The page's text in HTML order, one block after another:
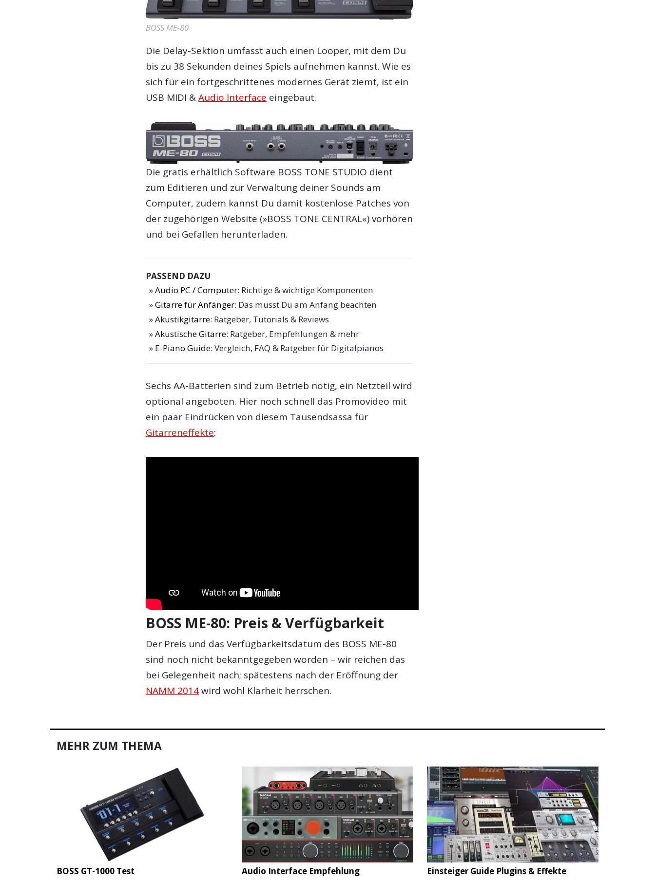
BOSS ME-80
Die Delay-Sektion umfasst auch einen Looper, mit dem Du
bis zu 38 Sekunden deines Spiels aufnehmen kannst. Wie es
sich für ein fortgeschrittenes modernes Gerät ziemt, ist ein
USB MIDI &Audio Interface eingebaut.
Die gratis erhältlich Software BOSS TONE STUDIO dient
zum Editieren und zur Verwaltung deiner Sounds am
Computer, zudem kannst Du damit kostenlose Patches von
der zugehörigen Website (»BOSS TONE CENTRAL«) vorhören
und bei Gefallen herunterladen.
PASSEND DAZU
Audio PC / Computer: Richtige & wichtige Komponenten
Gitarre für Anfänger: Das musst Du am Anfang beachten
Akustikgitarre: Ratgeber, Tutorials & Reviews
Akustische Gitarre: Ratgeber, Empfehlungen & mehr
E-Piano Guide: Vergleich, FAQ & Ratgeber für Digitalpianos
Sechs AA-Batterien sind zum Betrieb nötig, ein Netzteil wird
optional angeboten. Hier noch schnell das Promovideo mit
ein paar Eindrücken von diesem Tausendsassa für
Gitarreneffekte:
BOSS ME-80: Preis & Verfügbarkeit
Der Preis und das Verfügbarkeitsdatum des BOSS ME-80
sind noch nicht bekanntgegeben worden – wir reichen das
bei Gelegenheit nach; spätestens nach der Eröffnung der
NAMM 2014wird wohl Klarheit herrschen.
MEHR ZUM THEMA
BOSS GT-1000 Test
Audio Interface Empfehlung
Einsteiger Guide Plugins & Effekte